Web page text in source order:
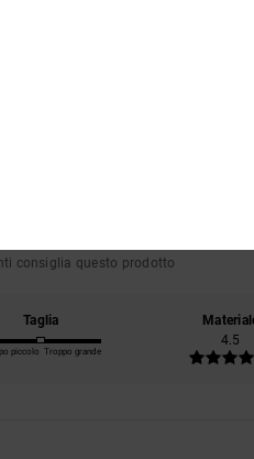
consiglia questo prodotto
Taglia
piccolo Troppo grande
4.5